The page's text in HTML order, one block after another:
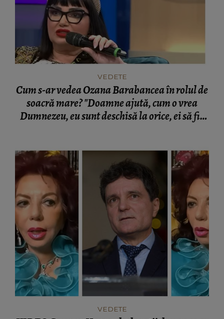
VEDETE
Cum s-ar vedea Ozana Barabancea în rolul de
soacră mare? "Doamne ajută, cum o vrea
Dumnezeu, eu sunt deschisă la orice, ei să fie
VEDETE